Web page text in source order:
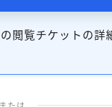
閲覧チケットの詳